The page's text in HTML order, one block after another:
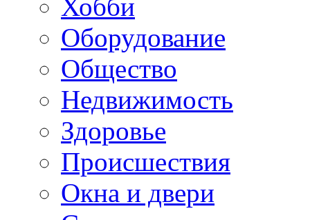
Хобби
Оборудование
Общество
Недвижимость
Здоровье
Происшествия
Окна и двери